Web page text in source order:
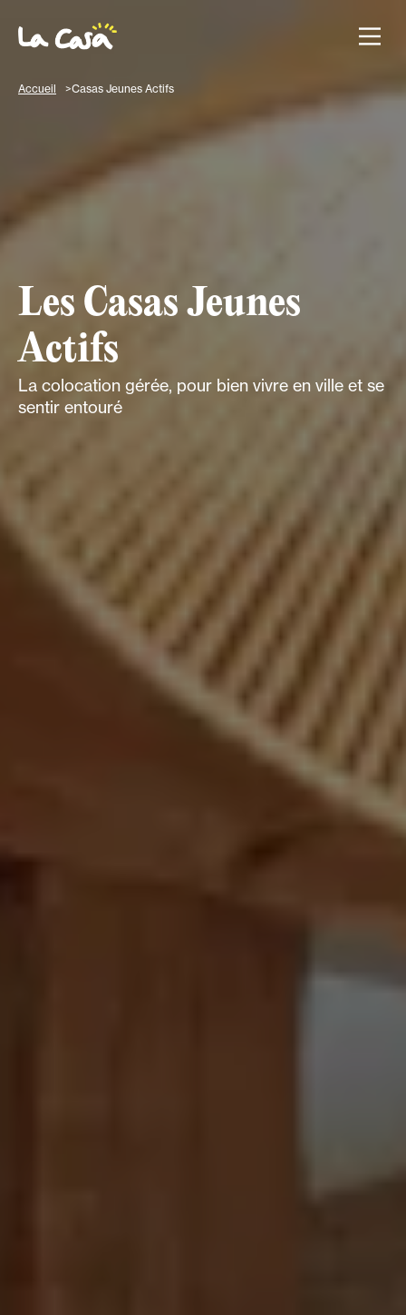
Accueil Casas Jeunes Actifs
Les Casas Jeunes
Actifs
La colocation gérée, pour bien vivre en ville et se
sentir entouré